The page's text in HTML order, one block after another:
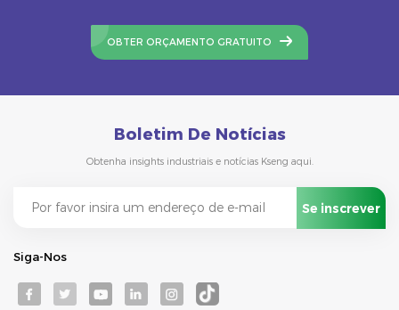
OBTER ORÇAMENTO GRATUITO
Boletim De Notícias
Obtenha insights industriais e notícias Kseng aqui.
Siga-Nos